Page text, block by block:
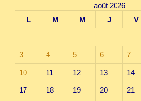
août 2026
L
M M J V
3 4 5 6 7
10 11 12 13 14
17 18 19 20 21